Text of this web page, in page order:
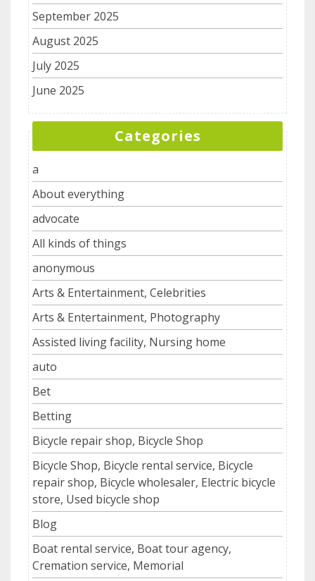
September 2025
August 2025
July 2025
June 2025
Categories
a
About everything
advocate
All kinds of things
anonymous
Arts & Entertainment, Celebrities
Arts & Entertainment, Photography
Assisted living facility, Nursing home
auto
Bet
Betting
Bicycle repair shop, Bicycle Shop
Bicycle Shop, Bicycle rental service, Bicycle
repair shop, Bicycle wholesaler, Electric bicycle
store, Used bicycle shop
Blog
Boat rental service, Boat tour agency,
Cremation service, Memorial